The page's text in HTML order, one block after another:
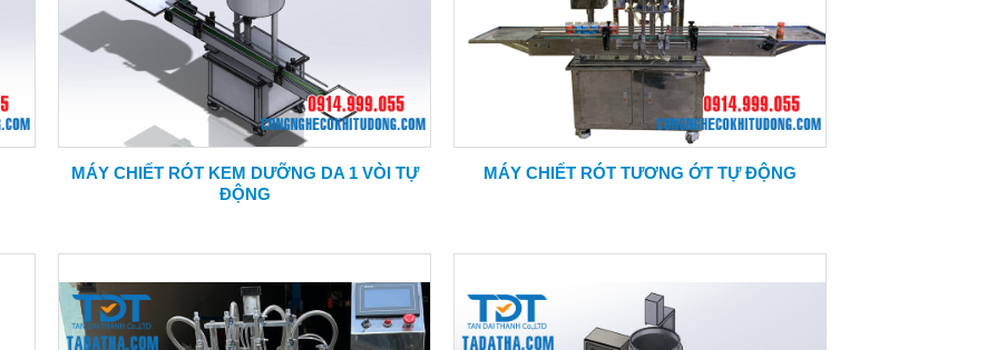
MÁY CHIẾT RÓT KEM DƯỠNG DA 1 VÒI TỰ
ĐỘNG
MÁY CHIẾT RÓT TƯƠNG ỚT TỰ ĐỘNG